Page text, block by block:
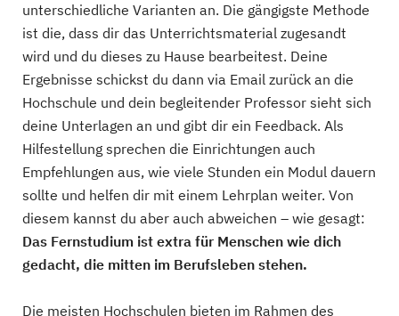
unterschiedliche Varianten an. Die gängigste Methode
ist die, dass dir das Unterrichtsmaterial zugesandt
wird und du dieses zu Hause bearbeitest. Deine
Ergebnisse schickst du dann via Email zurück an die
Hochschule und dein begleitender Professor sieht sich
deine Unterlagen an und gibt dir ein Feedback. Als
Hilfestellung sprechen die Einrichtungen auch
Empfehlungen aus, wie viele Stunden ein Modul dauern
sollte und helfen dir mit einem Lehrplan weiter. Von
diesem kannst du aber auch abweichen – wie gesagt:
Das Fernstudium ist extra für Menschen wie dich
gedacht, die mitten im Berufsleben stehen.
Die meisten Hochschulen bieten im Rahmen des